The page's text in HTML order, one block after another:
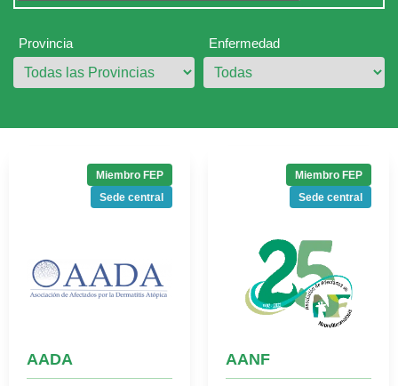
Provincia Enfermedad
Miembro FEP
Sede central
AADA
Miembro FEP
Sede central
AANF